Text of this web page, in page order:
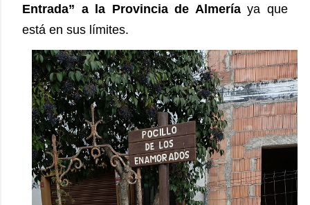
Entrada” a la Provincia de Almeríaya que
está en sus límites.